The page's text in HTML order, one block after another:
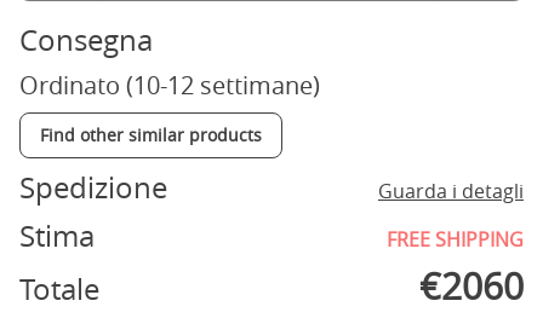
Consegna
Ordinato (10-12 settimane)
Find other similar products
Spedizione Guarda i detagli
Stima FREE SHIPPING
Totale €2060